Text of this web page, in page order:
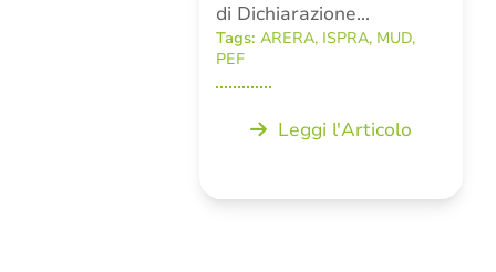
di Dichiarazione…
Tags: ARERA, ISPRA, MUD,
PEF
Leggi l'Articolo